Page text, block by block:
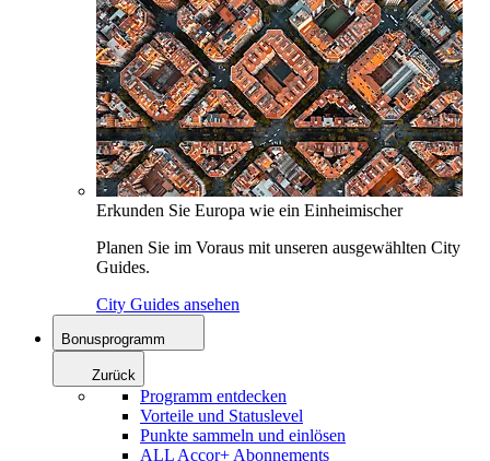
Erkunden Sie Europa wie ein Einheimischer
Planen Sie im Voraus mit unseren ausgewählten City
Guides.
City Guides ansehen
Bonusprogramm
Zurück
Programm entdecken
Vorteile und Statuslevel
Punkte sammeln und einlösen
ALL Accor+ Abonnements